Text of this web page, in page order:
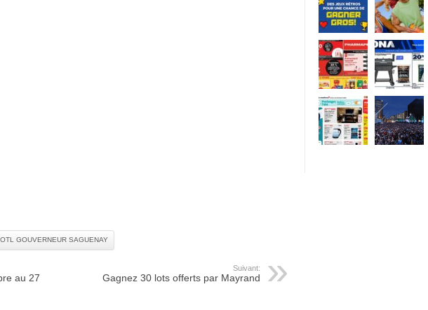
OTL GOUVERNEUR SAGUENAY
au 27
Suivant:
Gagnez 30 lots offerts par Mayrand